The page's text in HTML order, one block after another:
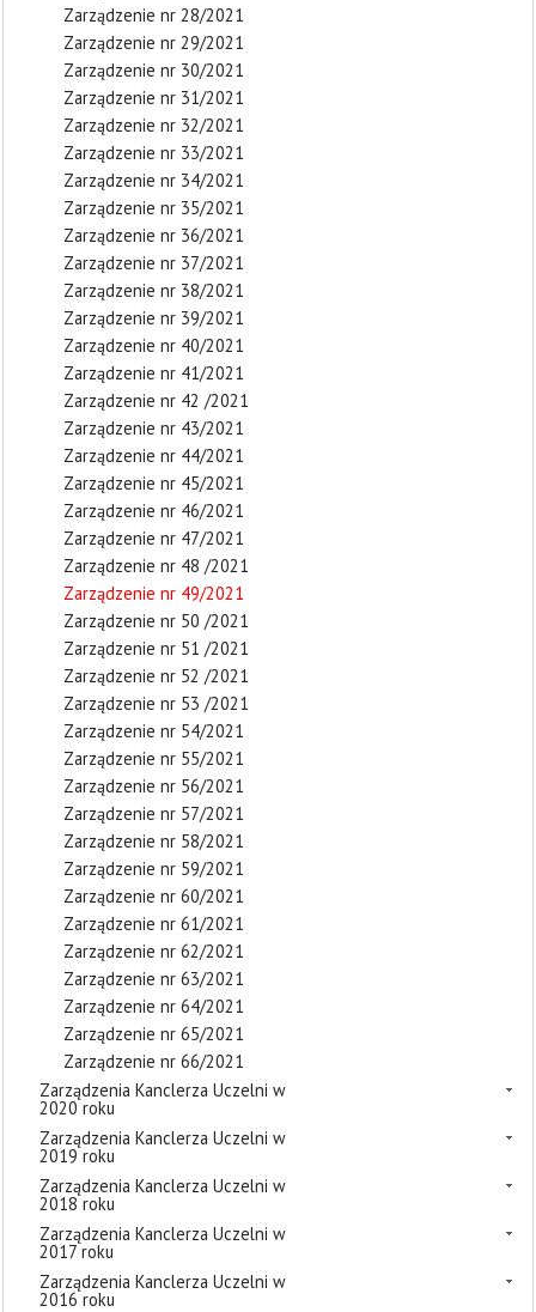
Zarządzenie nr 28/2021
Zarządzenie nr 29/2021
Zarządzenie nr 30/2021
Zarządzenie nr 31/2021
Zarządzenie nr 32/2021
Zarządzenie nr 33/2021
Zarządzenie nr 34/2021
Zarządzenie nr 35/2021
Zarządzenie nr 36/2021
Zarządzenie nr 37/2021
Zarządzenie nr 38/2021
Zarządzenie nr 39/2021
Zarządzenie nr 40/2021
Zarządzenie nr 41/2021
Zarządzenie nr 42 /2021
Zarządzenie nr 43/2021
Zarządzenie nr 44/2021
Zarządzenie nr 45/2021
Zarządzenie nr 46/2021
Zarządzenie nr 47/2021
Zarządzenie nr 48 /2021
Zarządzenie nr 49/2021
Zarządzenie nr 50 /2021
Zarządzenie nr 51 /2021
Zarządzenie nr 52 /2021
Zarządzenie nr 53 /2021
Zarządzenie nr 54/2021
Zarządzenie nr 55/2021
Zarządzenie nr 56/2021
Zarządzenie nr 57/2021
Zarządzenie nr 58/2021
Zarządzenie nr 59/2021
Zarządzenie nr 60/2021
Zarządzenie nr 61/2021
Zarządzenie nr 62/2021
Zarządzenie nr 63/2021
Zarządzenie nr 64/2021
Zarządzenie nr 65/2021
Zarządzenie nr 66/2021
Zarządzenia Kanclerza Uczelni w
2020 roku
Zarządzenia Kanclerza Uczelni w
2019 roku
Zarządzenia Kanclerza Uczelni w
2018 roku
Zarządzenia Kanclerza Uczelni w
2017 roku
Zarządzenia Kanclerza Uczelni w
2016 roku